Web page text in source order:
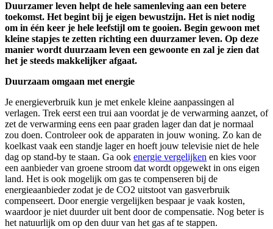
Duurzamer leven helpt de hele samenleving aan een betere
toekomst. Het begint bij je eigen bewustzijn. Het is niet nodig
om in één keer je hele leefstijl om te gooien. Begin gewoon met
kleine stapjes te zetten richting een duurzamer leven. Op deze
manier wordt duurzaam leven een gewoonte en zal je zien dat
het je steeds makkelijker afgaat.
Duurzaam omgaan met energie
Je energieverbruik kun je met enkele kleine aanpassingen al
verlagen. Trek eerst een trui aan voordat je de verwarming aanzet, of
zet de verwarming eens een paar graden lager dan dat je normaal
zou doen. Controleer ook de apparaten in jouw woning. Zo kan de
koelkast vaak een standje lager en hoeft jouw televisie niet de hele
dag op stand-by te staan. Ga ook energie vergelijken en kies voor
een aanbieder van groene stroom dat wordt opgewekt in ons eigen
land. Het is ook mogelijk om gas te compenseren bij de
energieaanbieder zodat je de CO2 uitstoot van gasverbruik
compenseert. Door energie vergelijken bespaar je vaak kosten,
waardoor je niet duurder uit bent door de compensatie. Nog beter is
het natuurlijk om op den duur van het gas af te stappen.